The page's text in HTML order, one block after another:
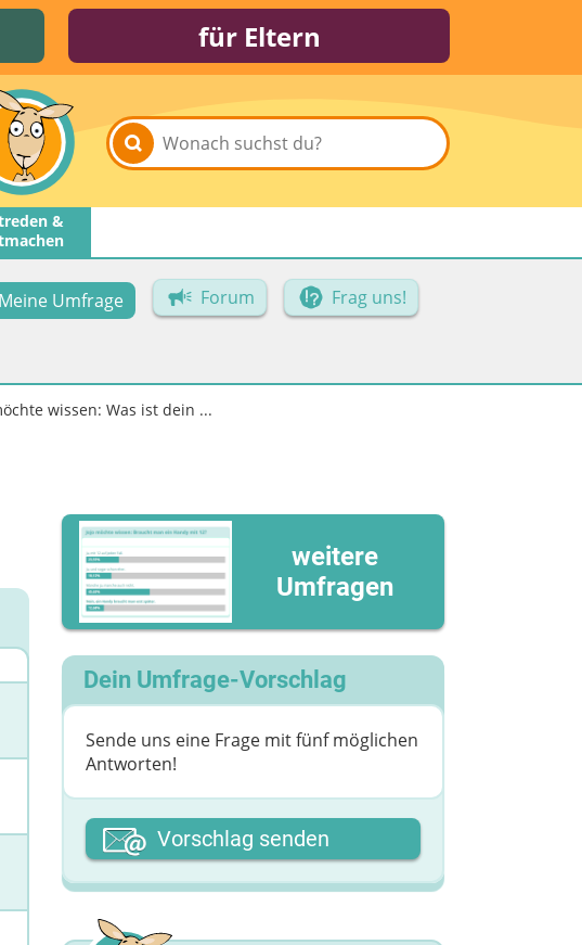
für Eltern
&
Meine Umfrage Forum
Frag uns!
wissen: Was ist dein ...
weitere
Umfragen
Dein Umfrage-Vorschlag
Sende uns eine Frage mit fünf möglichen
Antworten!
Dein Vor- oder Spitzname
Deine Nachricht
Vorschlag senden